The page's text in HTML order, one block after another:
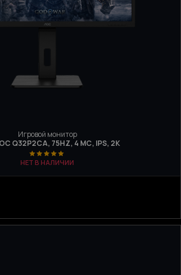
Игровой монитор
Q32P2CA, 75HZ, 4 МС, IPS, 2K
НЕТ В НАЛИЧИИ